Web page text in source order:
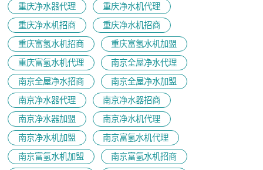
重庆净水器代理
重庆净水机代理
重庆净水机招商
重庆净水机招商
重庆富氢水机招商
重庆富氢水机加盟
重庆富氢水机代理
南京全屋净水代理
南京全屋净水招商
南京全屋净水加盟
南京净水器代理
南京净水器招商
南京净水器加盟
南京净水机代理
南京净水机加盟
南京富氢水机代理
南京富氢水机加盟
南京富氢水机招商